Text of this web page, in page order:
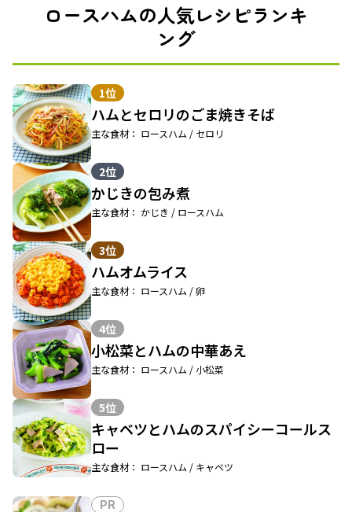
ロースハムの人気レシピランキ
ング
1位
ハムとセロリのごま焼きそば
主な食材： ロースハム / セロリ
2位
かじきの包み煮
主な食材： かじき / ロースハム
3位
ハムオムライス
主な食材： ロースハム / 卵
4位
小松菜とハムの中華あえ
主な食材： ロースハム / 小松菜
5位
キャベツとハムのスパイシーコールス
ロー
主な食材： ロースハム / キャベツ
PR